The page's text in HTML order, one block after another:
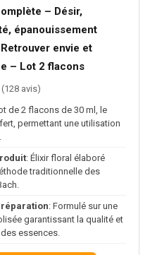
– Désir,
épanouissement
envie et
– Lot 2 flacons
(128 avis)
de 2 flacons de 30 ml, le
permettant une utilisation
: Élixir floral élaboré
traditionnelle des
: Formulé sur une
garantissant la qualité et
essences.